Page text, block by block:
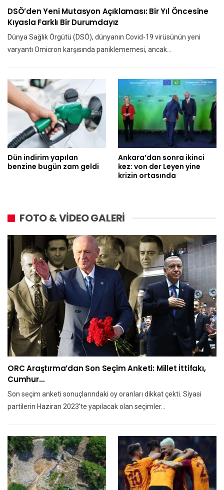
DSÖ’den Yeni Mutasyon Açıklaması: Bir Yıl Öncesine
Kıyasla Farklı Bir Durumdayız
Dünya Sağlık Örgütü (DSÖ), dünyanın Covid-19 virüsünün yeni
varyantı Omicron karşısında paniklememesi, ancak…
Dün indirim yapılan
benzine bugün zam geldi
Ankara’dan sonra ikinci
kez: von der Leyen yine
krizin ortasında
FOTO & VİDEO GALERİ
ORC Araştırma’dan Son Seçim Anketi: Millet İttifakı,
Cumhur…
Son seçim anketi sonuçlarındaki oy oranları dikkat çekti. Siyasi
partilerin Haziran 2023'te yapılacak olan seçimler…